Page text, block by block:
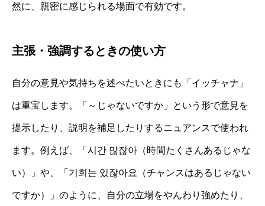
然に、親密に感じられる場面で有効です。
主張・強調するときの使い方
自分の意見や気持ちを述べたいときにも「イッチャナ」
は重宝します。「～じゃないですか」という形で意見を
提示したり、説明を補足したりするニュアンスで使われ
ます。例えば、「시간 많잖아（時間たくさんあるじゃな
い）」や、「기회는 있잖아요（チャンスはあるじゃない
ですか）」のように、自分の立場をやんわり強めたり、